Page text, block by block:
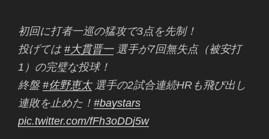
初回に打者一巡の猛攻で3点を先制！
投げては #大貫晋一選手が7回無失点（被安打
1）の完璧な投球！
終盤#佐野恵太選手の2試合連続HRも飛び出し
連敗を止めた！ #baystars
pic.twitter.com/fFh3oDDj5w